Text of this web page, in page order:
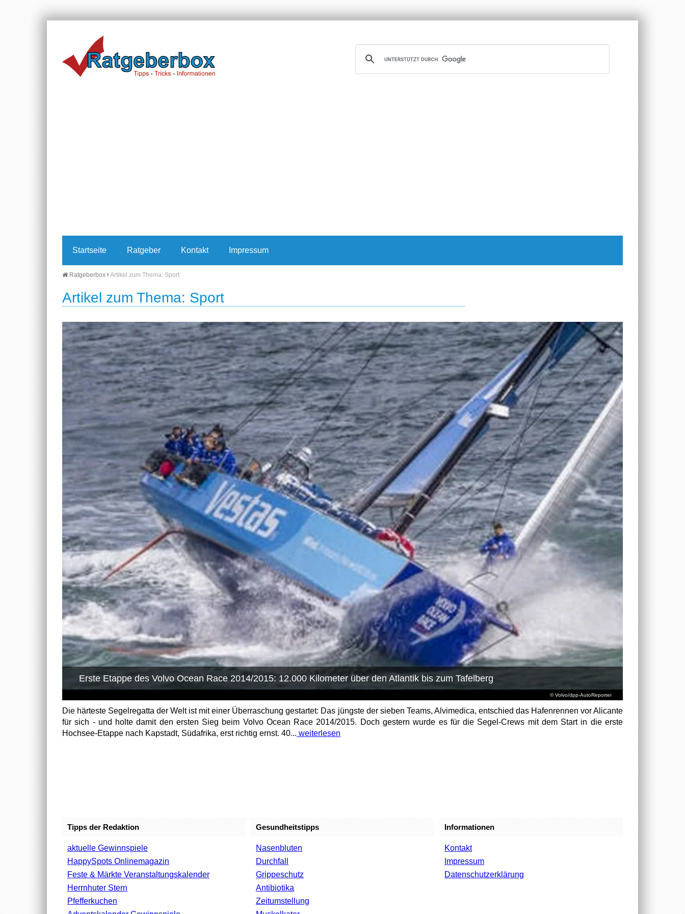
Startseite Ratgeber Kontakt Impressum
Ratgeberbox Artikel zum Thema: Sport
Artikel zum Thema: Sport
© Volvo/dpp-AutoReporter
Erste Etappe des Volvo Ocean Race 2014/2015: 12.000 Kilometer über den Atlantik bis zum Tafelberg
Die härteste Segelregatta der Welt ist mit einer Überraschung gestartet: Das jüngste der sieben Teams, Alvimedica, entschied das Hafenrennen vor Alicante
für sich - und holte damit den ersten Sieg beim Volvo Ocean Race 2014/2015. Doch gestern wurde es für die Segel-Crews mit dem Start in die erste
Hochsee-Etappe nach Kapstadt, Südafrika, erst richtig ernst. 40... weiterlesen
Tipps der Redaktion
aktuelle Gewinnspiele
HappySpots Onlinemagazin
Feste & Märkte Veranstaltungskalender
Herrnhuter Stern
Pfefferkuchen
Gesundheitstipps
Nasenbluten
Durchfall
Grippeschutz
Antibiotika
Zeitumstellung
Informationen
Kontakt
Impressum
Datenschutzerklärung